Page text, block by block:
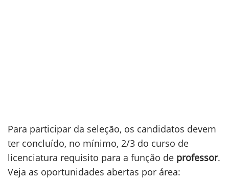
Para participar da seleção, os candidatos devem
ter concluído, no mínimo, 2/3 do curso de
licenciatura requisito para a função de professor.
Veja as oportunidades abertas por área: